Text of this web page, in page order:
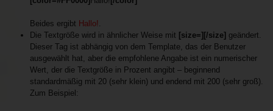
Beides ergibt Hallo! .
Die Textgröße wird in ähnlicher Weise mit [size=][/size] geändert.
Dieser Tag ist abhängig von dem Template, das der Benutzer
ausgewählt hat, aber die empfohlene Angabe ist ein numerischer
Wert, der die Textgröße in Prozent angibt – beginnend
standardmäßig mit 20 (sehr klein) und endend mit 200 (sehr groß).
Zum Beispiel: